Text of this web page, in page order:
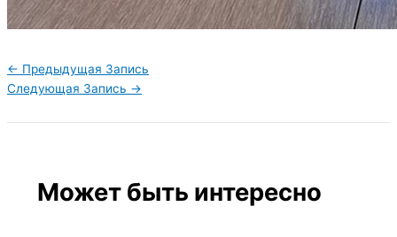
← Предыдущая Запись
Следующая Запись →
Может быть интересно